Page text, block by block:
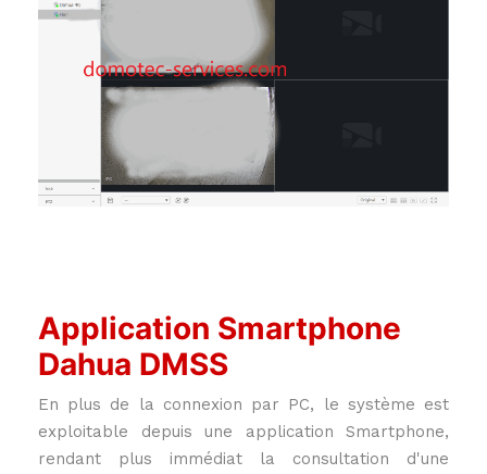
Application Smartphone
Dahua DMSS
En plus de la connexion par PC, le système est
exploitable depuis une application Smartphone,
rendant plus immédiat la consultation d'une